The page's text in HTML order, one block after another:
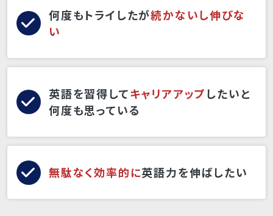
何度もトライしたが続かないし伸びな
い
英語を習得してキャリアアップしたいと
何度も思っている
無駄なく効率的に英語力を伸ばしたい